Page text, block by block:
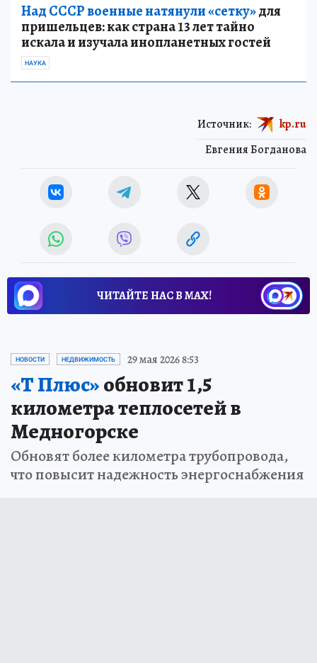
Над СССР военные натянули «сетку»для
пришельцев: как страна 13 лет тайно
искала и изучала инопланетных гостей
НАУКА
Евгения Богданова
Источник: kp.ru
ЧИТАЙТЕ НАС В МАХ!
НОВОСТИ НЕДВИЖИМОСТЬ 29 мая 2026 8:53
«Т Плюс»обновит 1,5
километра теплосетей в
Медногорске
Обновят более километра трубопровода,
что повысит надежность энергоснабжения